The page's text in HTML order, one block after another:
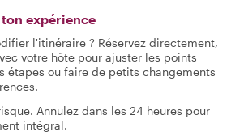
expérience
l'itinéraire ? Réservez directement,
votre hôte pour ajuster les points
étapes ou faire de petits changements
Annulez dans les 24 heures pour
intégral.